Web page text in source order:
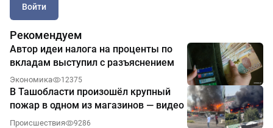
Войти
Рекомендуем
Автор идеи налога на проценты по
вкладам выступил с разъяснением
Экономика 12375
В Ташобласти произошёл крупный
пожар в одном из магазинов — видео
Происшествия 9286